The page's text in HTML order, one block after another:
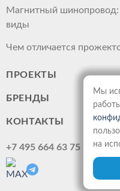
Магнитный шинопровод:
виды
Чем отличается
ПРОЕКТЫ
БРЕНДЫ
КОНТАКТЫ
+7 495 664 63 75
Мы
на